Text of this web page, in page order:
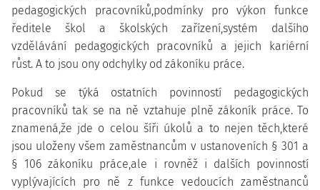
pedagogických pracovníků,podmínky pro výkon funkce
ředitele škol a školských zařízení,systém dalšího
vzdělávání pedagogických pracovníků a jejich kariérní
růst. A to jsou ony odchylky od zákoníku práce.
Pokud se týká ostatních povinností pedagogických
pracovníků tak se na ně vztahuje plně zákoník práce. To
znamená,že jde o celou šíři úkolů a to nejen těch,které
jsou uloženy všem zaměstnancům v ustanoveních § 301 a
§ 106 zákoníku práce,ale i rovněž i dalších povinností
vyplývajících pro ně z funkce vedoucích zaměstnanců